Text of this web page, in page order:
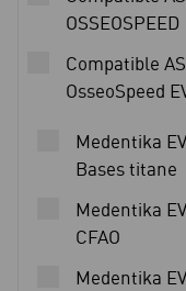
OSSEOSPEED
Compatible
OsseoSpeed
Medentika
Bases titane
Medentika
CFAO
Medentika